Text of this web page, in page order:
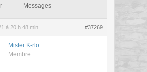
Messages
à 20 h 48 min #37269
Mister K-rlo
Membre